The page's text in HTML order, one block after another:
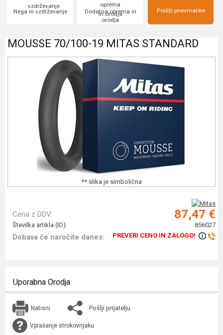
Nega in vzdrževanje
Dodatna oprema in
orodja
Poišči pnevmatike
MOUSSE 70/100-19 MITAS STANDARD
** slika je simbolična
Cena z DDV: 87,47 €
Številka artikla (ID): 856027
Dobava če naročite danes: PREVERI CENO IN ZALOGO!
Uporabna Orodja
Natisni Pošlji prijatelju
Vprašanje strokovnjaku